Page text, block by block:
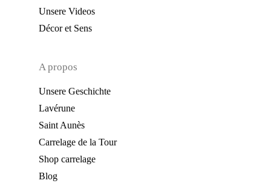
Unsere Videos
Décor et Sens
A propos
Unsere Geschichte
Lavérune
Saint Aunès
Carrelage de la Tour
Shop carrelage
Blog